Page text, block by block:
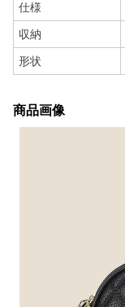
仕様
収納
形状
商品画像